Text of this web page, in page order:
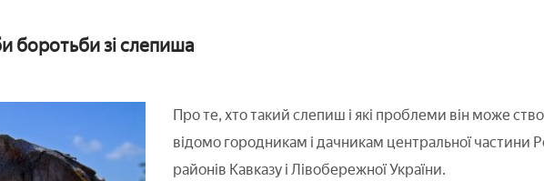
боротьби зі слепиша
Про те, хто такий слепиш і які проблеми він може
відомо городникам і дачникам центральної частини
районів Кавказу і Лівобережної України.